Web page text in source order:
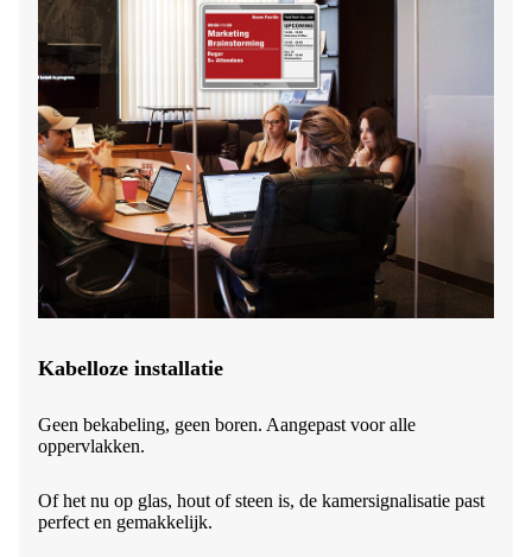
Kabelloze installatie
Geen bekabeling, geen boren. Aangepast voor alle
oppervlakken.
Of het nu op glas, hout of steen is, de kamersignalisatie past
perfect en gemakkelijk.